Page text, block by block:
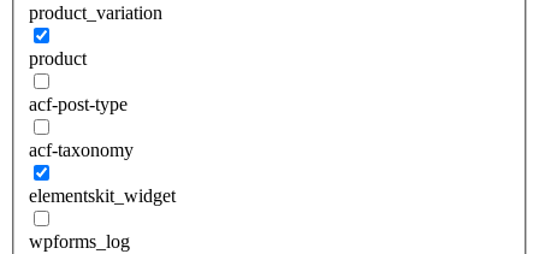
product_variation
product
acf-post-type
acf-taxonomy
elementskit_widget
wpforms_log